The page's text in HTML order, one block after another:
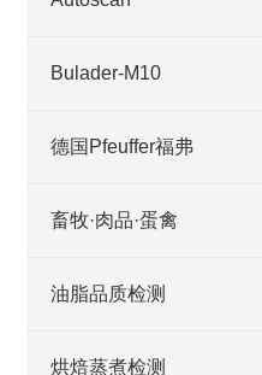
Bulader-M10
德国Pfeuffer福弗
畜牧·肉品·蛋禽
油脂品质检测
烘焙蒸煮检测